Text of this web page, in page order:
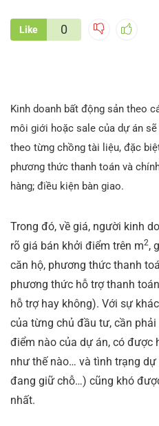
Like 0
Kinh doanh bất động sản theo
môi giới hoặc sale của dự án
theo từng chồng tài liệu, đặc
phương thức thanh toán và
hàng; điều kiện bàn giao.
Trong đó, về giá, người kinh
rõ giá bán khởi điểm trên m2,
căn hộ, phương thức thanh
phương thức hỗ trợ thanh
hỗ trợ hay không). Với sự
của từng chủ đầu tư, cần
điểm nào của dự án, có được
như thế nào… và tình trạng
đang giữ chỗ…) cũng khó
nhất.